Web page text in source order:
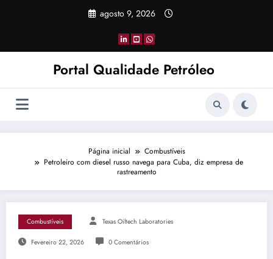
agosto 9, 2026
Portal Qualidade Petróleo
Página inicial
Combustíveis
Petroleiro com diesel russo navega para Cuba, diz empresa de
rastreamento
Combustíveis Texas Oiltech Laboratories
Fevereiro 22, 2026 0 Comentários